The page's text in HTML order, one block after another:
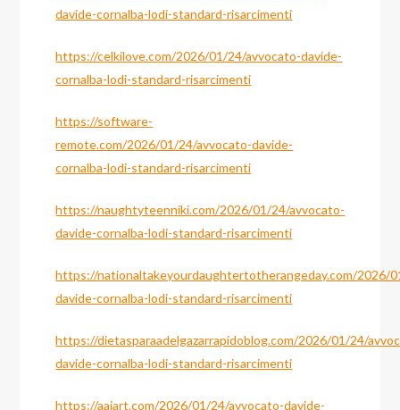
davide-cornalba-lodi-standard-risarcimenti
https://celkilove.com/2026/01/24/avvocato-davide-
cornalba-lodi-standard-risarcimenti
https://software-
remote.com/2026/01/24/avvocato-davide-
cornalba-lodi-standard-risarcimenti
https://naughtyteenniki.com/2026/01/24/avvocato-
davide-cornalba-lodi-standard-risarcimenti
https://nationaltakeyourdaughtertotherangeday.com/2026/
davide-cornalba-lodi-standard-risarcimenti
https://dietasparaadelgazarrapidoblog.com/2026/01/24/
davide-cornalba-lodi-standard-risarcimenti
https://aajart.com/2026/01/24/avvocato-davide-